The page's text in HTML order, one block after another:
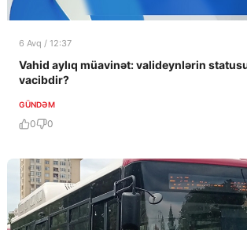
6 Avq / 12:37
Vahid aylıq müavinət: valideynlərin
vacibdir?
GÜNDƏM
0 0